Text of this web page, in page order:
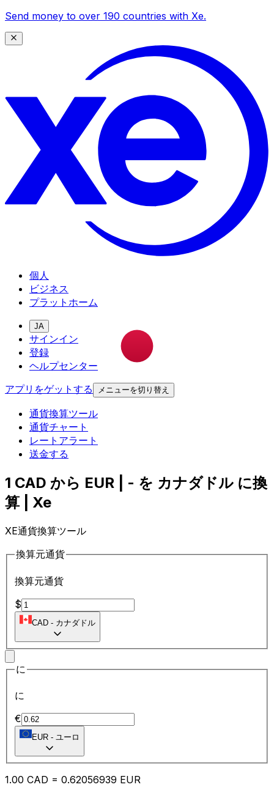
Send money to over 190 countries with Xe.
個人
ビジネス
プラットホーム
JA
サインイン
登録
ヘルプセンター
アプリをゲットする
メニューを切り替え
通貨換算ツール
通貨チャート
レートアラート
送金する
1 CAD から EUR | - を カナダドル に換
算 | Xe
XE通貨換算ツール
換算元通貨
換算元通貨
$
CAD - カナダドル
に
に
€
EUR - ユーロ
1.00 CAD = 0.62056939 EUR